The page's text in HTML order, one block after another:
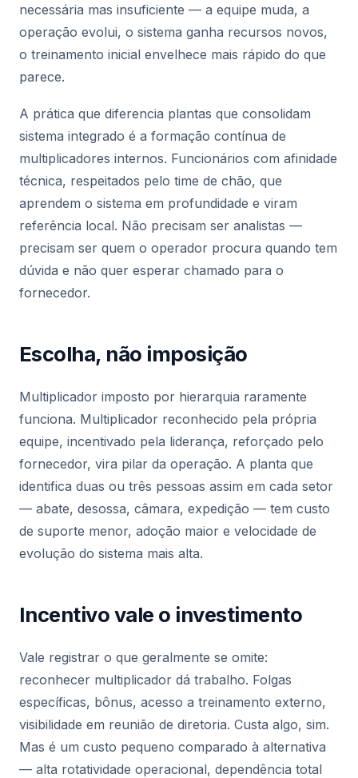
necessária mas insuficiente — a equipe muda, a
operação evolui, o sistema ganha recursos novos,
o treinamento inicial envelhece mais rápido do que
parece.
A prática que diferencia plantas que consolidam
sistema integrado é a formação contínua de
multiplicadores internos. Funcionários com afinidade
técnica, respeitados pelo time de chão, que
aprendem o sistema em profundidade e viram
referência local. Não precisam ser analistas —
precisam ser quem o operador procura quando tem
dúvida e não quer esperar chamado para o
fornecedor.
Escolha, não imposição
Multiplicador imposto por hierarquia raramente
funciona. Multiplicador reconhecido pela própria
equipe, incentivado pela liderança, reforçado pelo
fornecedor, vira pilar da operação. A planta que
identifica duas ou três pessoas assim em cada setor
— abate, desossa, câmara, expedição — tem custo
de suporte menor, adoção maior e velocidade de
evolução do sistema mais alta.
Incentivo vale o investimento
Vale registrar o que geralmente se omite:
reconhecer multiplicador dá trabalho. Folgas
específicas, bônus, acesso a treinamento externo,
visibilidade em reunião de diretoria. Custa algo, sim.
Mas é um custo pequeno comparado à alternativa
— alta rotatividade operacional, dependência total